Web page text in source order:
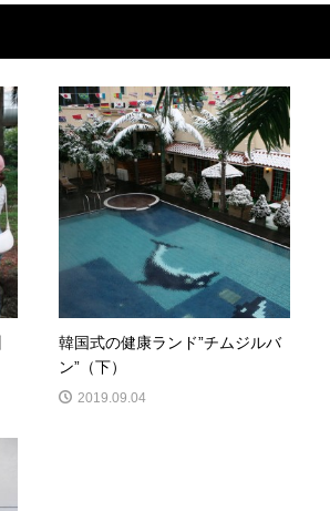
韓国式の健康ランド”チムジルバ
ン”（下）
2019.09.04